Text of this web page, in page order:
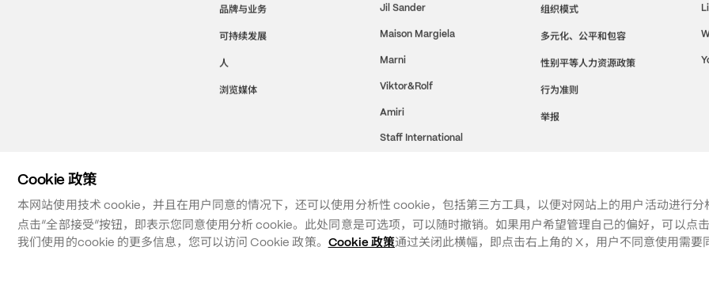
品牌与业务
可持续发展
人
浏览媒体
Jil Sander
Maison Margiela
Marni
Viktor&Rolf
Amiri
Staff International
组织模式
多元化、公平和包容
性别平等人力资源政策
行为准则
举报
©2026OTB SPA - ALL RIGHTS RESERVED - VAT IT01571110244法律条款政策自定义COOKIE选项
Cookie 政策
本网站使用技术 cookie，并且在用户同意的情况下，还可以使用分析性 cookie，包括第三方工具，以便对网站上的用户活动进行分
点击“全部接受”按钮，即表示您同意使用分析 cookie。此处同意是可选项，可以随时撤销。如果用户希望管理自己的偏好，可以点
我们使用的cookie 的更多信息，您可以访问 Cookie 政策。 Cookie 政策通过关闭此横幅，即点击右上角的 X，用户不同意使用需